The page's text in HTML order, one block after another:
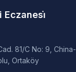
Eczanesi̇
81/C No: 9,
Ortaköy